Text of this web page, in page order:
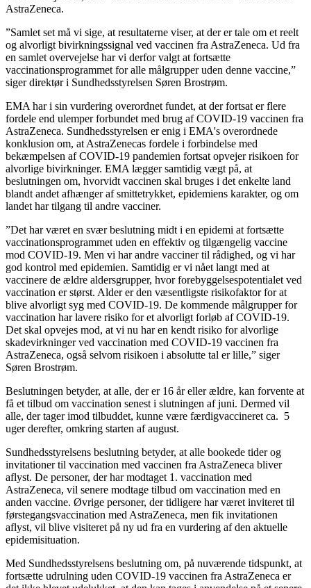
AstraZeneca.
”Samlet set må vi sige, at resultaterne viser, at der er tale om et reelt
og alvorligt bivirkningssignal ved vaccinen fra AstraZeneca. Ud fra
en samlet overvejelse har vi derfor valgt at fortsætte
vaccinationsprogrammet for alle målgrupper uden denne vaccine,”
siger direktør i Sundhedsstyrelsen Søren Brostrøm.
EMA har i sin vurdering overordnet fundet, at der fortsat er flere
fordele end ulemper forbundet med brug af COVID-19 vaccinen fra
AstraZeneca. Sundhedsstyrelsen er enig i EMA's overordnede
konklusion om, at AstraZenecas fordele i forbindelse med
bekæmpelsen af COVID-19 pandemien fortsat opvejer risikoen for
alvorlige bivirkninger. EMA lægger samtidig vægt på, at
beslutningen om, hvorvidt vaccinen skal bruges i det enkelte land
blandt andet afhænger af smittetrykket, epidemiens karakter, og om
landet har tilgang til andre vacciner.
”Det har været en svær beslutning midt i en epidemi at fortsætte
vaccinationsprogrammet uden en effektiv og tilgængelig vaccine
mod COVID-19. Men vi har andre vacciner til rådighed, og vi har
god kontrol med epidemien. Samtidig er vi nået langt med at
vaccinere de ældre aldersgrupper, hvor forebyggelsespotentialet ved
vaccination er størst. Alder er den væsentligste risikofaktor for at
blive alvorligt syg med COVID-19. De kommende målgrupper for
vaccination har lavere risiko for et alvorligt forløb af COVID-19.
Det skal opvejes mod, at vi nu har en kendt risiko for alvorlige
skadevirkninger ved vaccination med COVID-19 vaccinen fra
AstraZeneca, også selvom risikoen i absolutte tal er lille,” siger
Søren Brostrøm.
Beslutningen betyder, at alle, der er 16 år eller ældre, kan forvente at
få et tilbud om vaccination senest i slutningen af juni. Dermed vil
alle, der tager imod tilbuddet, kunne være færdigvaccineret ca. 5
uger derefter, omkring starten af august.
Sundhedsstyrelsens beslutning betyder, at alle bookede tider og
invitationer til vaccination med vaccinen fra AstraZeneca bliver
aflyst. De personer, der har modtaget 1. vaccination med
AstraZeneca, vil senere modtage tilbud om vaccination med en
anden vaccine. Øvrige personer, der tidligere har været inviteret til
førstegangsvaccination med AstraZeneca, men fik invitationen
aflyst, vil blive visiteret på ny ud fra en vurdering af den aktuelle
epidemisituation.
Med Sundhedsstyrelsens beslutning om, på nuværende tidspunkt, at
fortsætte udrulning uden COVID-19 vaccinen fra AstraZeneca er